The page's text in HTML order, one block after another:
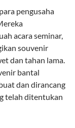
pengusaha
acara seminar,
souvenir
dan tahan lama.
bantal
dan dirancang
telah ditentukan